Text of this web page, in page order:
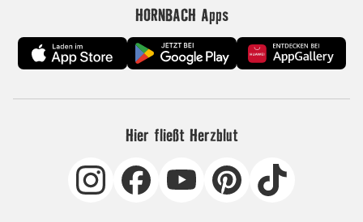
HORNBACH Apps
Hier fließt Herzblut